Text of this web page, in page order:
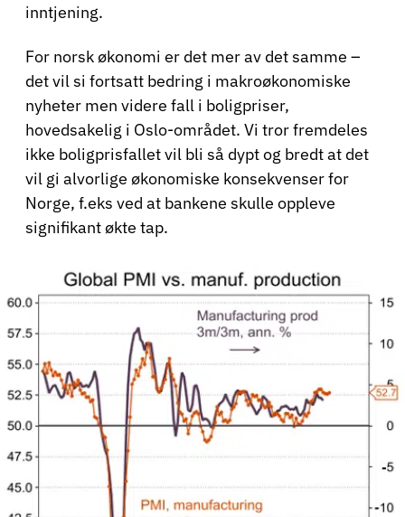
inntjening.
For norsk økonomi er det mer av det samme –
det vil si fortsatt bedring i makroøkonomiske
nyheter men videre fall i boligpriser,
hovedsakelig i Oslo-området. Vi tror fremdeles
ikke boligprisfallet vil bli så dypt og bredt at det
vil gi alvorlige økonomiske konsekvenser for
Norge, f.eks ved at bankene skulle oppleve
signifikant økte tap.